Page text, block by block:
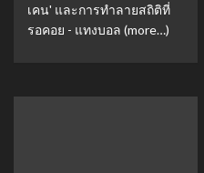
เคน' และการทำลายสถิติที่
รอคอย - แทงบอล (more…)